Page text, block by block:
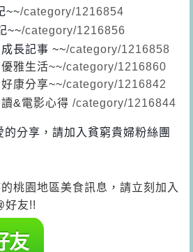
~~/category/1216854
~~/category/1216856
長記事 ~~/category/1216858
雅生活~~/category/1216860
康分享~~/category/1216842
&電影心得 /category/1216844
分享，請加入貧窮貴婦粉絲團
桃園地區美食訊息，請立刻加入
好友!!